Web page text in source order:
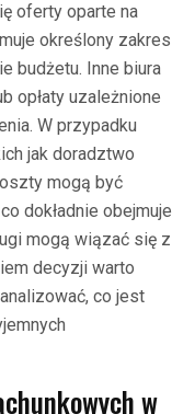
oferty oparte na
określony zakres
budżetu. Inne biura
opłaty uzależnione
W przypadku
jak doradztwo
mogą być
dokładnie obejmuje
mogą wiązać się z
decyzji warto
co jest
w